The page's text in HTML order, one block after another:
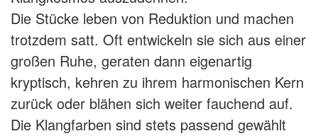
Die Stücke leben von Reduktion und machen
trotzdem satt. Oft entwickeln sie sich aus einer
großen Ruhe, geraten dann eigenartig
kryptisch, kehren zu ihrem harmonischen Kern
zurück oder blähen sich weiter fauchend auf.
Die Klangfarben sind stets passend gewählt